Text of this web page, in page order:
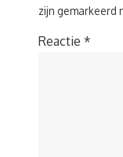
zijn gemarkeerd
Reactie *